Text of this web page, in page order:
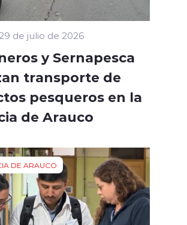
de julio de 2026
y Sernapesca
transporte de
pesqueros en la
de Arauco
DE ARAUCO